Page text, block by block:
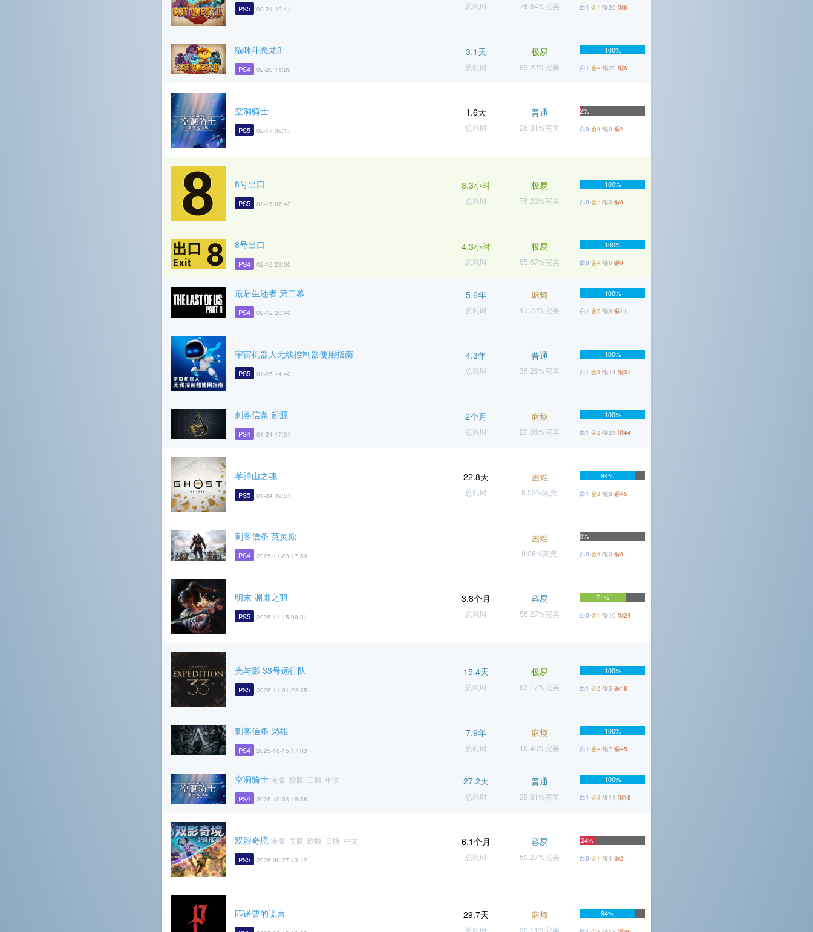
PS5 02-21 19:41 总耗时 78.84%完美 白1 金4 银20 铜6
猫咪斗恶龙3
PS4 02-20 11:29
3.1天
总耗时
极易
83.22%完美
100%
白1 金4 银20 铜6
空洞骑士
PS5 02-17 09:17
1.6天
总耗时
普通
26.31%完美
2%
白0 金0 银0 铜2
8号出口
PS5 02-17 07:43
8.3小时
总耗时
极易
78.23%完美
100%
白0 金4 银0 铜0
8号出口
PS4 02-16 23:00
4.3小时
总耗时
极易
85.67%完美
100%
白0 金4 银0 铜0
最后生还者 第二幕
PS4 02-12 20:40
5.6年
总耗时
麻烦
17.72%完美
100%
白1 金7 银9 铜11
宇宙机器人无线控制器使用指南
PS5 01-25 14:40
4.3年
总耗时
普通
36.26%完美
100%
白1 金5 银14 铜31
刺客信条 起源
PS4 01-24 17:31
2个月
总耗时
麻烦
20.06%完美
100%
白1 金2 银21 铜44
羊蹄山之魂
PS5 01-24 09:51
22.8天
总耗时
困难
8.52%完美
84%
白1 金2 银8 铜45
刺客信条 英灵殿
PS4 2025-11-23 17:59
困难
9.08%完美
0%
白0 金0 银0 铜0
明末 渊虚之羽
PS5 2025-11-15 09:31
3.8个月
总耗时
容易
56.27%完美
71%
白0 金1 银10 铜24
光与影 33号远征队
PS5 2025-11-01 22:35
15.4天
总耗时
极易
63.17%完美
100%
白1 金2 银5 铜48
刺客信条 枭雄
PS4 2025-10-15 17:03
7.9年
总耗时
麻烦
16.46%完美
100%
白1 金4 银7 铜45
空洞骑士 港版 欧版 日版 中文
PS4 2025-10-03 19:58
27.2天
总耗时
普通
25.81%完美
100%
白1 金5 银11 铜18
双影奇境 港版 美版 欧版 日版 中文
PS5 2025-09-27 13:12
6.1个月
总耗时
容易
50.27%完美
24%
白0 金1 银4 铜2
匹诺曹的谎言 29.7天
总耗时
麻烦
20.11%完美
84%